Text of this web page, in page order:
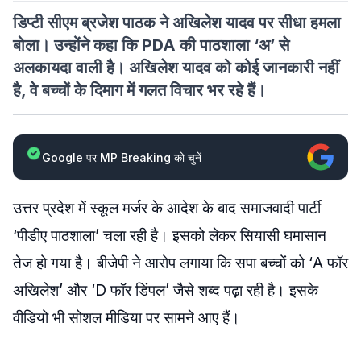
डिप्टी सीएम ब्रजेश पाठक ने अखिलेश यादव पर सीधा हमला
बोला। उन्होंने कहा कि PDA की पाठशाला ‘अ’ से
अलकायदा वाली है। अखिलेश यादव को कोई जानकारी नहीं
है, वे बच्चों के दिमाग में गलत विचार भर रहे हैं।
Google पर MP Breaking को चुनें
उत्तर प्रदेश में स्कूल मर्जर के आदेश के बाद समाजवादी पार्टी
‘पीडीए पाठशाला’ चला रही है। इसको लेकर सियासी घमासान
तेज हो गया है। बीजेपी ने आरोप लगाया कि सपा बच्चों को ‘A फॉर
अखिलेश’ और ‘D फॉर डिंपल’ जैसे शब्द पढ़ा रही है। इसके
वीडियो भी सोशल मीडिया पर सामने आए हैं।